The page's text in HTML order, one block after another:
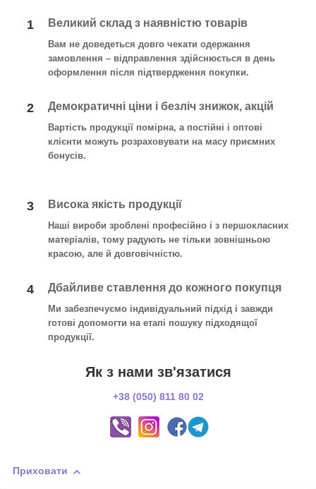
1 Великий склад з наявністю товарів
Вам не доведеться довго чекати одержання
замовлення – відправлення здійснюється в день
оформлення після підтвердження покупки.
2 Демократичні ціни і безліч знижок, акцій
Вартість продукції помірна, а постійні і оптові
клієнти можуть розраховувати на масу приємних
бонусів.
3 Висока якість продукції
Наші вироби зроблені професійно і з першокласних
матеріалів, тому радують не тільки зовнішньою
красою, але й довговічністю.
4 Дбайливе ставлення до кожного покупця
Ми забезпечуємо індивідуальний підхід і завжди
готові допомогти на етапі пошуку підходящої
продукції.
Як з нами зв'язатися
+38 (050) 811 80 02
Приховати